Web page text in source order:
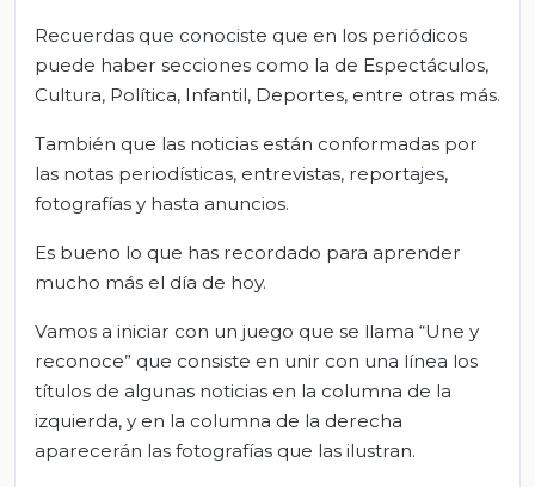
Recuerdas que conociste que en los periódicos
puede haber secciones como la de Espectáculos,
Cultura, Política, Infantil, Deportes, entre otras más.
También que las noticias están conformadas por
las notas periodísticas, entrevistas, reportajes,
fotografías y hasta anuncios.
Es bueno lo que has recordado para aprender
mucho más el día de hoy.
Vamos a iniciar con un juego que se llama “Une y
reconoce” que consiste en unir con una línea los
títulos de algunas noticias en la columna de la
izquierda, y en la columna de la derecha
aparecerán las fotografías que las ilustran.